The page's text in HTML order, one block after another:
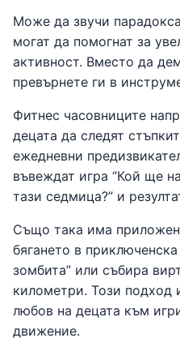
Може да звучи
могат да помогнат за
активност. Вместо да
превърнете ги в
Фитнес часовниците
децата да следят
ежедневни
въвеждат игра “Кой ще
тази седмица?” и
Също така има
бягането в
зомбита” или събира
километри. Този подход
любов на децата към
движение.